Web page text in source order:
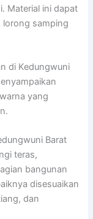
Material ini dapat
lorong samping
di Kedungwuni
yang
Barat
teras,
bangunan
disesuaikan
dan